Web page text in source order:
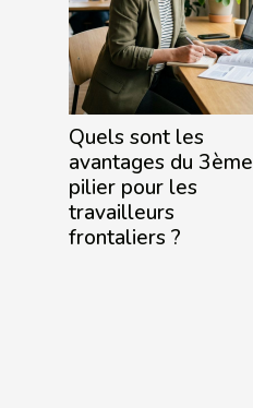
Quels sont les
avantages du 3ème
pilier pour les
travailleurs
frontaliers ?